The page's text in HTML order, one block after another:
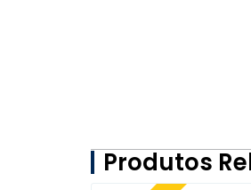
Produtos